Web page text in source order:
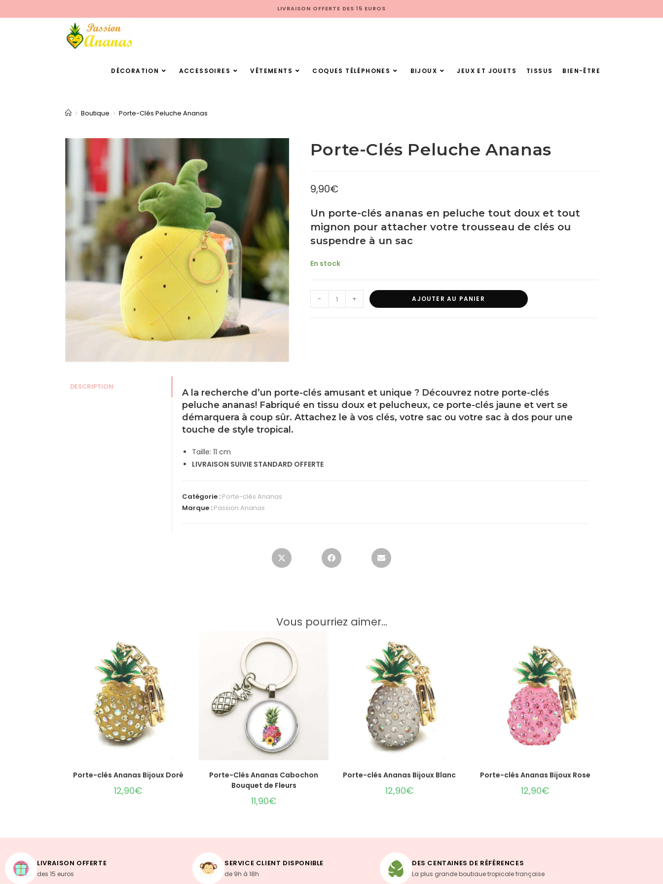
LIVRAISON OFFERTE DES 15 EUROS
DÉCORATION ACCESSOIRES VÊTEMENTS COQUES TÉLÉPHONES BIJOUX JEUX ET JOUETS TISSUS BIEN-ÊTRE
> Boutique > Porte-Clés Peluche Ananas
Porte-Clés Peluche Ananas
9,90€
Un porte-clés ananas en peluche tout doux et tout
mignon pour attacher votre trousseau de clés ou
suspendre à un sac
En stock
- + AJOUTER AU PANIER
DESCRIPTION
A la recherche d’un porte-clés amusant et unique ? Découvrez notre porte-clés
peluche ananas! Fabriqué en tissu doux et pelucheux, ce porte-clés jaune et vert se
démarquera à coup sûr. Attachez le à vos clés, votre sac ou votre sac à dos pour une
touche de style tropical.
Taille: 11 cm
LIVRAISON SUIVIE STANDARD OFFERTE
Catégorie : Porte-clés Ananas
Marque : Passion Ananas
Vous pourriez aimer...
AJOUTER AU PANIER
Porte-clés Ananas Bijoux Doré
12,90€
AJOUTER AU PANIER
Porte-Clés Ananas Cabochon
Bouquet de Fleurs
11,90€
AJOUTER AU PANIER
Porte-clés Ananas Bijoux Blanc
12,90€
AJOUTER AU PANIER
Porte-clés Ananas Bijoux Rose
12,90€
LIVRAISON OFFERTE
des 15 euros
SERVICE CLIENT DISPONIBLE
de 9h à 18h
DES CENTAINES DE RÉFÉRENCES
La plus grande boutiaue tropicale française